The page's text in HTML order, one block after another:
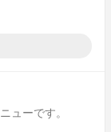
ューです。